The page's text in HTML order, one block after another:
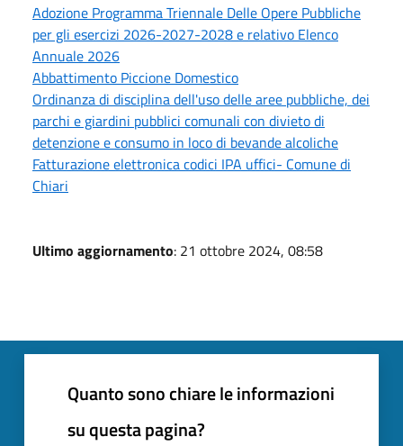
Adozione Programma Triennale Delle Opere Pubbliche
per gli esercizi 2026-2027-2028 e relativo Elenco
Annuale 2026
Abbattimento Piccione Domestico
Ordinanza di disciplina dell'uso delle aree pubbliche, dei
parchi e giardini pubblici comunali con divieto di
detenzione e consumo in loco di bevande alcoliche
Fatturazione elettronica codici IPA uffici- Comune di
Chiari
Ultimo aggiornamento: 21 ottobre 2024, 08:58
Quanto sono chiare le informazioni
su questa pagina?